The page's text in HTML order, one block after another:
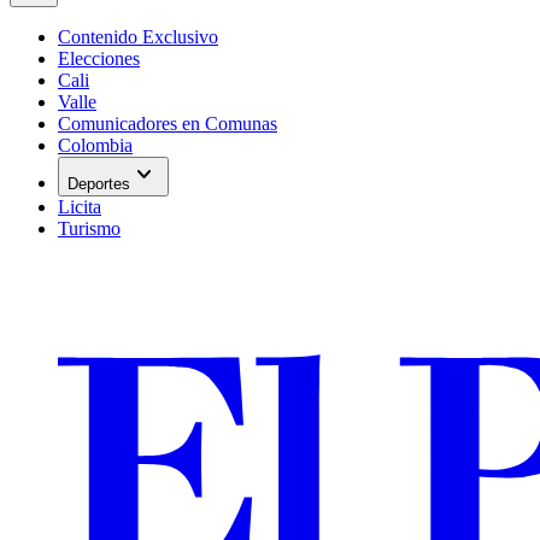
Contenido Exclusivo
Elecciones
Cali
Valle
Comunicadores en Comunas
Colombia
Deportes expand_more
Licita
Turismo